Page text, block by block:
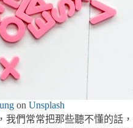
on Unsplash
們常常把那些聽不懂的話，